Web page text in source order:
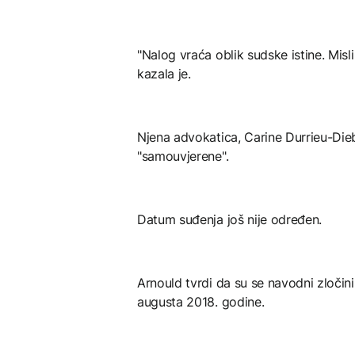
"Nalog vraća oblik sudske istine.
kazala je.
Njena advokatica, Carine Durrieu-
"samouvjerene".
Datum suđenja još nije određen.
Arnould tvrdi da su se navodni
augusta 2018. godine.